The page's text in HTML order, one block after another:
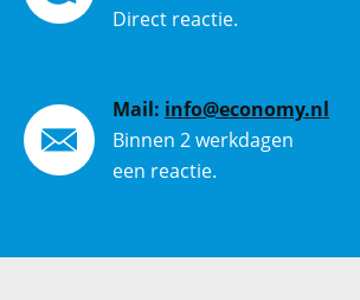
Direct reactie.
Mail: info@economy.nl
Binnen 2 werkdagen
een reactie.